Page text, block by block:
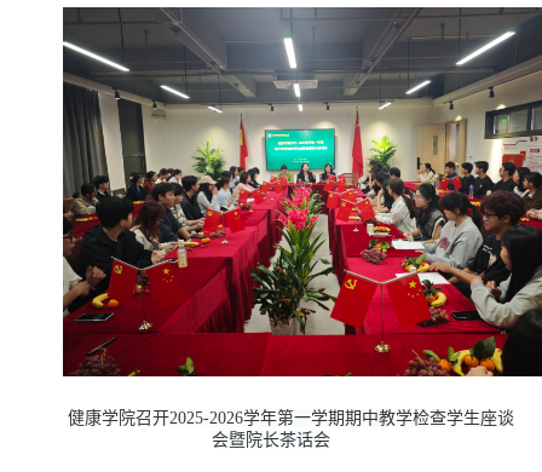
健康学院召开2025-2026学年第一学期期中教学检查学生座谈
会暨院长茶话会